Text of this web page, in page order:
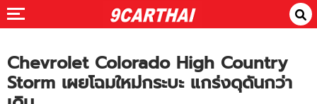
Chevrolet Colorado High Country
Storm เผยโฉมใหม่กระบะ แกร่งดุดันกว่า